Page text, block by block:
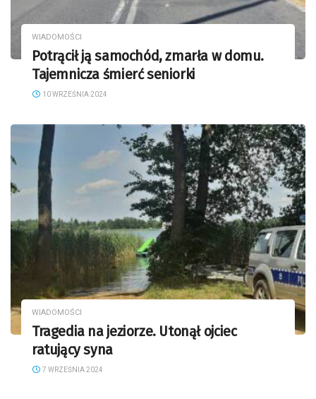
WIADOMOŚCI
Potrącił ją samochód, zmarła w domu.
Tajemnicza śmierć seniorki
10 WRZEŚNIA 2024
WIADOMOŚCI
Tragedia na jeziorze. Utonął ojciec
ratujący syna
7 WRZEŚNIA 2024